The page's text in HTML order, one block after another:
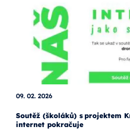
09. 02. 2026
Soutěž (školáků) s projektem
internet pokračuje